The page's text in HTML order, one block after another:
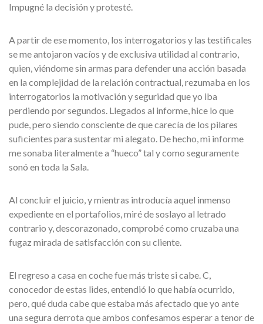
Impugné la decisión y protesté.
A partir de ese momento, los interrogatorios y las testificales
se me antojaron vacíos y de exclusiva utilidad al contrario,
quien, viéndome sin armas para defender una acción basada
en la complejidad de la relación contractual, rezumaba en los
interrogatorios la motivación y seguridad que yo iba
perdiendo por segundos. Llegados al informe, hice lo que
pude, pero siendo consciente de que carecía de los pilares
suficientes para sustentar mi alegato. De hecho, mi informe
me sonaba literalmente a “hueco” tal y como seguramente
sonó en toda la Sala.
Al concluir el juicio, y mientras introducía aquel inmenso
expediente en el portafolios, miré de soslayo al letrado
contrario y, descorazonado, comprobé como cruzaba una
fugaz mirada de satisfacción con su cliente.
El regreso a casa en coche fue más triste si cabe. C,
conocedor de estas lides, entendió lo que había ocurrido,
pero, qué duda cabe que estaba más afectado que yo ante
una segura derrota que ambos confesamos esperar a tenor de